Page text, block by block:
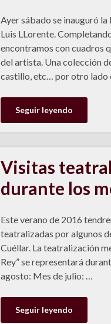
Ayer sábado se inauguró
Luis LLorente.
encontramos con cuadros
del artista. Una colección
castillo, etc… por otro lado
Seguir leyendo
Visitas
durante los
Este verano de 2016
teatralizadas por algunos
Cuéllar. La teatralización
Rey” se representará
agosto: Mes de julio: …
Seguir leyendo